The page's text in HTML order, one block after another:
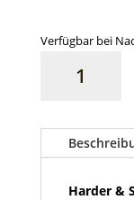
Verfügbar bei
Schablone-
Stencil
Riffelblech
Harder &